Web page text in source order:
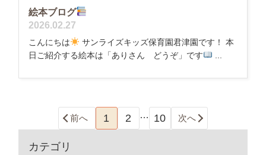
絵本ブログ
2026.02.27
こんにちは
サンライズキッズ保育園君津園です！ 本
日ご紹介する絵本は「ありさん どうぞ」です
前へ 1 2 … 10 次へ
カテゴリ